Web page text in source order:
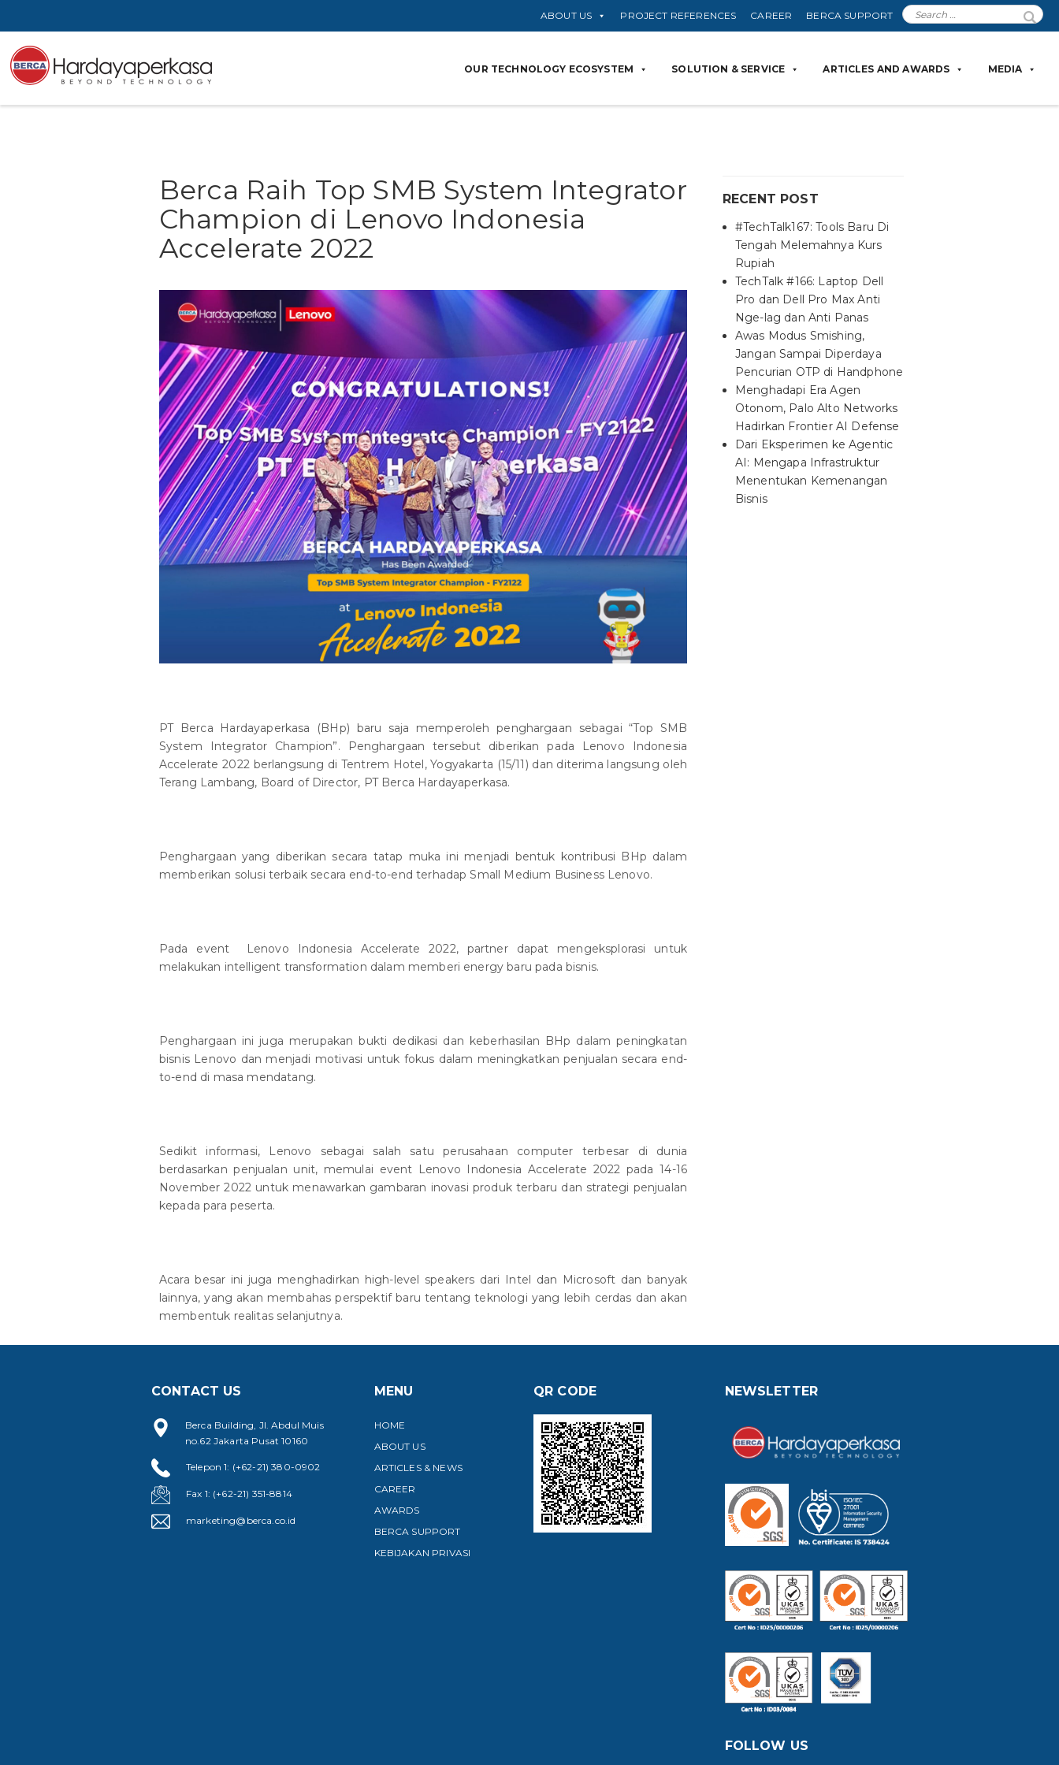
ABOUT US PROJECT REFERENCES CAREER BERCA SUPPORT
OUR TECHNOLOGY ECOSYSTEM SOLUTION & SERVICE ARTICLES AND AWARDS MEDIA
Berca Raih Top SMB System Integrator
Champion di Lenovo Indonesia
Accelerate 2022
PT Berca Hardayaperkasa (BHp) baru saja memperoleh penghargaan sebagai “Top SMB
System Integrator Champion”. Penghargaan tersebut diberikan pada Lenovo Indonesia
Accelerate 2022 berlangsung di Tentrem Hotel, Yogyakarta (15/11) dan diterima langsung oleh
Terang Lambang, Board of Director, PT Berca Hardayaperkasa.
Penghargaan yang diberikan secara tatap muka ini menjadi bentuk kontribusi BHp dalam
memberikan solusi terbaik secara end-to-end terhadap Small Medium Business Lenovo.
Pada event Lenovo Indonesia Accelerate 2022, partner dapat mengeksplorasi untuk
melakukan intelligent transformation dalam memberi energy baru pada bisnis.
Penghargaan ini juga merupakan bukti dedikasi dan keberhasilan BHp dalam peningkatan
bisnis Lenovo dan menjadi motivasi untuk fokus dalam meningkatkan penjualan secara end-
to-end di masa mendatang.
Sedikit informasi, Lenovo sebagai salah satu perusahaan computer terbesar di dunia
berdasarkan penjualan unit, memulai event Lenovo Indonesia Accelerate 2022 pada 14-16
November 2022 untuk menawarkan gambaran inovasi produk terbaru dan strategi penjualan
kepada para peserta.
Acara besar ini juga menghadirkan high-level speakers dari Intel dan Microsoft dan banyak
lainnya, yang akan membahas perspektif baru tentang teknologi yang lebih cerdas dan akan
membentuk realitas selanjutnya.
RECENT POST
#TechTalk167: Tools Baru Di
Tengah Melemahnya Kurs
Rupiah
TechTalk #166: Laptop Dell
Pro dan Dell Pro Max Anti
Nge-lag dan Anti Panas
Awas Modus Smishing,
Jangan Sampai Diperdaya
Pencurian OTP di Handphone
Menghadapi Era Agen
Otonom, Palo Alto Networks
Hadirkan Frontier AI Defense
Dari Eksperimen ke Agentic
AI: Mengapa Infrastruktur
Menentukan Kemenangan
Bisnis
CONTACT US
Berca Building, Jl. Abdul Muis
no.62 Jakarta Pusat 10160
Telepon 1: (+62-21) 380-0902
Fax 1: (+62-21) 351-8814
marketing@berca.co.id
MENU
HOME
ABOUT US
ARTICLES & NEWS
CAREER
AWARDS
BERCA SUPPORT
KEBIJAKAN PRIVASI
QR CODE NEWSLETTER
FOLLOW US